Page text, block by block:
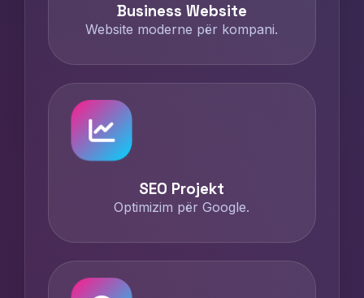
Business Website
Website moderne për kompani.
SEO Projekt
Optimizim për Google.